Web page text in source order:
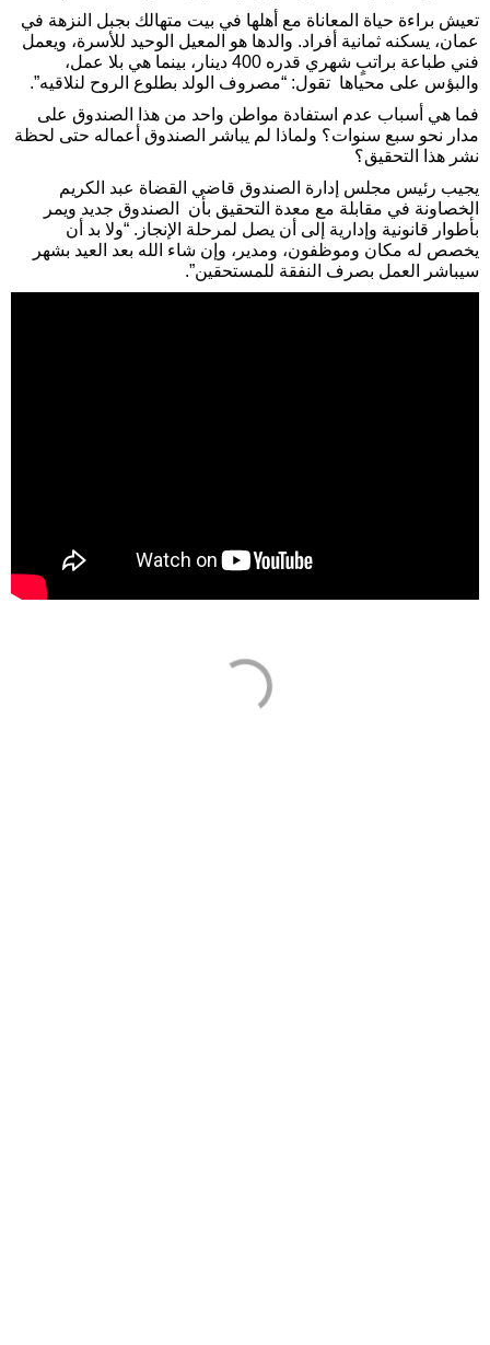
تعيش براءة حياة المعاناة مع أهلها في بيت متهالك بجبل النزهة في
عمان، يسكنه ثمانية أفراد. والدها هو المعيل الوحيد للأسرة، ويعمل
فني طباعة براتبٍ شهري قدره 400 دينار، بينما هي بلا عمل،
والبؤس على محياها تقول: “مصروف الولد بطلوع الروح لنلاقيه”.
فما هي أسباب عدم استفادة مواطن واحد من هذا الصندوق على
مدار نحو سبع سنوات؟ ولماذا لم يباشر الصندوق أعماله حتى لحظة
نشر هذا التحقيق؟
يجيب رئيس مجلس إدارة الصندوق قاضي القضاة عبد الكريم
الخصاونة في مقابلة مع معدة التحقيق بأن الصندوق جديد ويمر
بأطوار قانونية وإدارية إلى أن يصل لمرحلة الإنجاز. “ولا بد أن
يخصص له مكان وموظفون، ومدير، وإن شاء الله بعد العيد بشهر
سيباشر العمل بصرف النفقة للمستحقين”.